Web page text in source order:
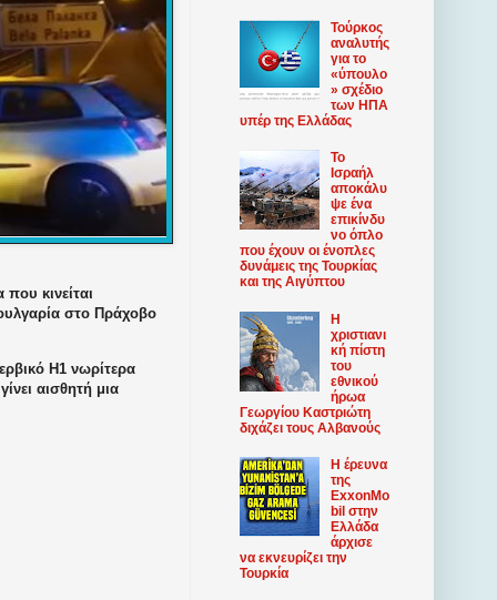
κινείται
στο Πράχοβο
H1 νωρίτερα
αισθητή μια
Τούρκος
αναλυτής
για το
«ύπουλο
» σχέδιο
των ΗΠΑ
υπέρ της Ελλάδας
Το
Ισραήλ
αποκάλυ
ψε ένα
επικίνδυ
νο όπλο
που έχουν οι ένοπλες
δυνάμεις της Τουρκίας
και της Αιγύπτου
Η
χριστιανι
κή πίστη
του
εθνικού
ήρωα
Γεωργίου Καστριώτη
διχάζει τους Αλβανούς
Η έρευνα
της
ExxonMo
bil στην
Ελλάδα
άρχισε
να εκνευρίζει την
Τουρκία